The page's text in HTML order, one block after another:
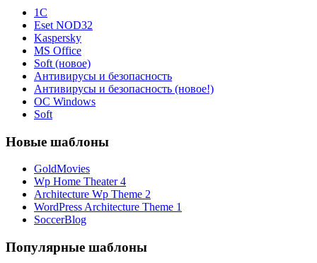
1С
Eset NOD32
Kaspersky
MS Office
Soft (новое)
Антивирусы и безопасность
Антивирусы и безопасность (новое!)
ОС Windows
Soft
Новые шаблоны
GoldMovies
Wp Home Theater 4
Architecture Wp Theme 2
WordPress Architecture Theme 1
SoccerBlog
Популярные шаблоны